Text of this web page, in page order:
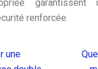
garantissent
renforcée.
une